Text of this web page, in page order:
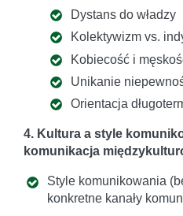
Dystans do władzy
Kolektywizm vs.
Kobiecość i
Unikanie
Orientacja
4. Kultura a style
komunikacja
Style komunikowania
konkretne kanały